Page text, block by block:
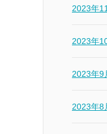
2023年
2023年
2023年9
2023年8